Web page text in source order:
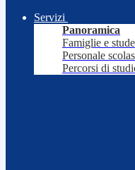
Servizi
Panoramica
Famiglie e
Personale
Percorsi di